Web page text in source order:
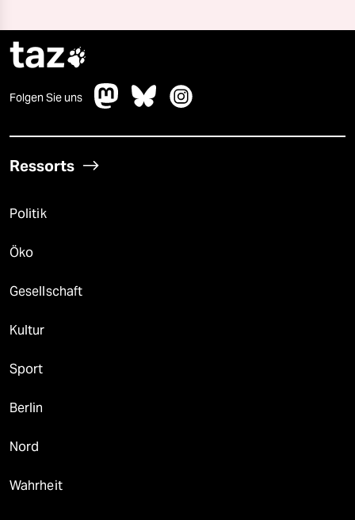
taz
Folgen Sie uns
Ressorts
Politik
Öko
Gesellschaft
Kultur
Sport
Berlin
Nord
Wahrheit